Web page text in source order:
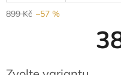
899 Kč –57 %
Měrná